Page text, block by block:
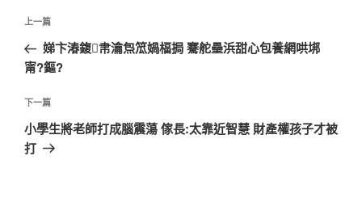
文
導
覽
上
一
篇
章
上一篇
娣卞湷鍑帇瀹炰笟媧楅挶 騫舵壘浜甜心包養網哄垹
甯?鏂?
下
一
篇
下一篇
小學生將老師打成腦震蕩 傢長:太靠近智慧 財產權孩子才被
打